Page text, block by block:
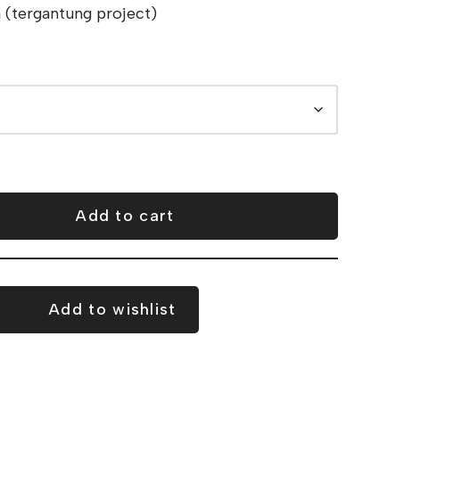
(tergantung project)
Add to cart
Add to wishlist